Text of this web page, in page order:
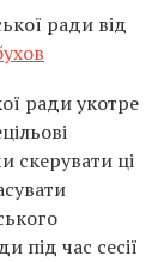
ради від
ради укотре
скерувати ці
під час сесії